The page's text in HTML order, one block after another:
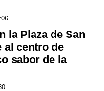
la Plaza de San
al centro de
sabor de la